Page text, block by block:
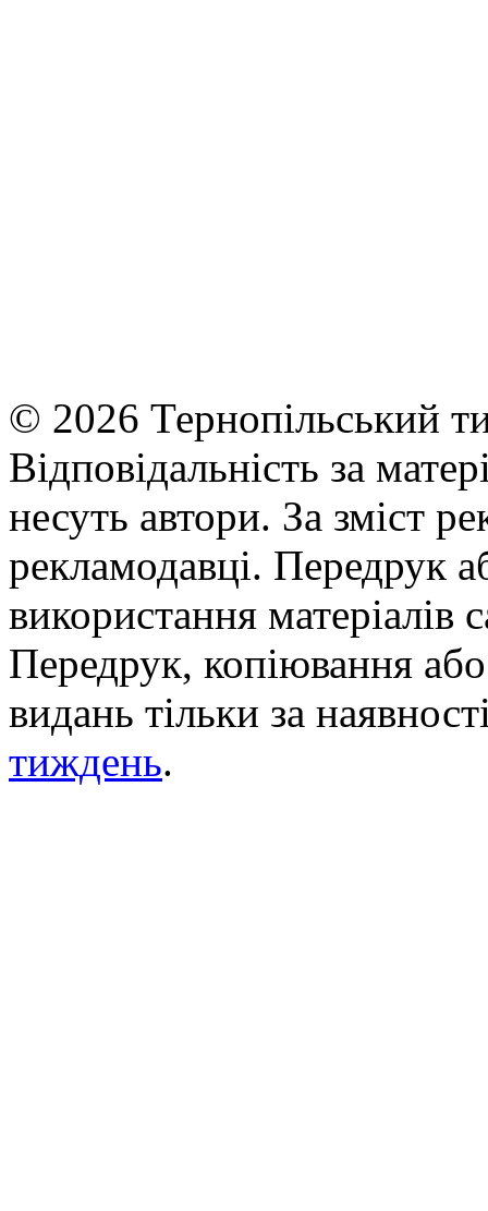
© 2026 Тернопільський
Відповідальність за
несуть автори. За зміст
рекламодавці. Передрук
використання матеріалів
Передрук, копіювання
видань тільки за
тиждень.